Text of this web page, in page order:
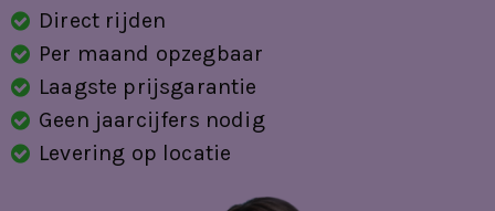
regensensor
ruitensproeiers verwarmbaar
Sport Comfortstoelen
start/stop systeem
stuurbekrachtiging snelheidsafhankelijk
Direct rijden
Per maand opzegbaar
Laagste prijsgarantie
Geen jaarcijfers nodig
Levering op locatie